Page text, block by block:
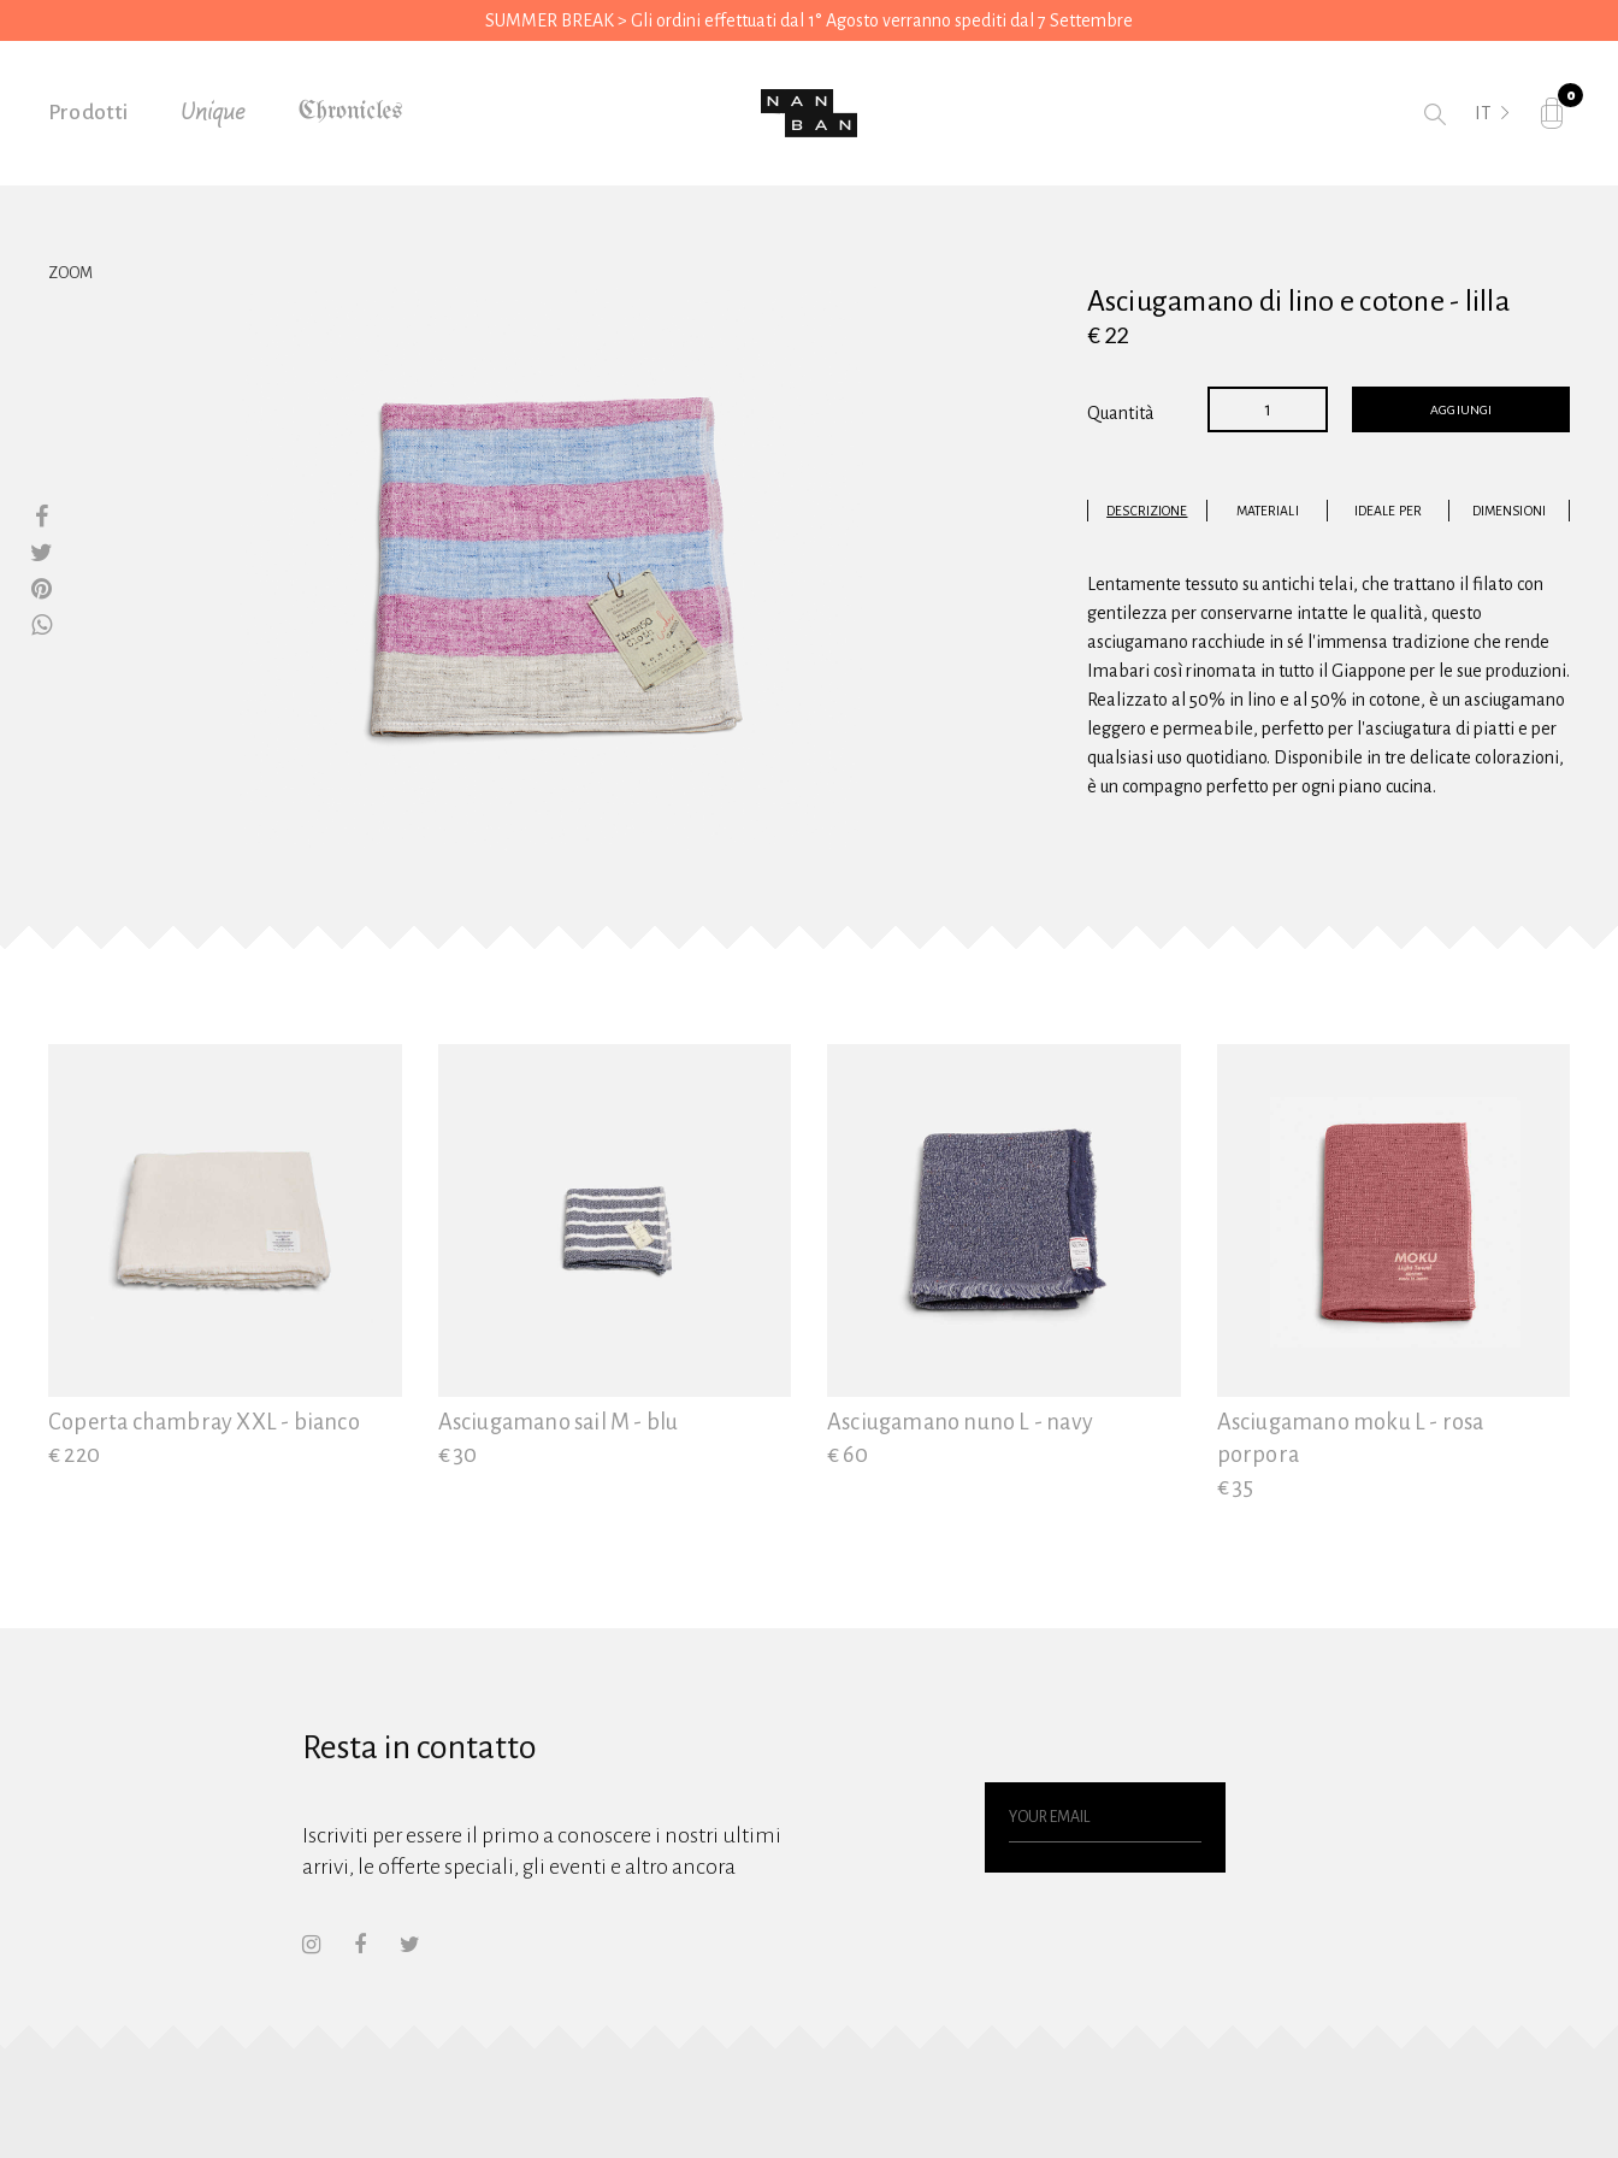
SUMMER BREAK > Gli ordini effettuati dal 1° Agosto verranno spediti dal 7 Settembre
Prodotti Unique IT
0
ZOOM
Asciugamano di lino e cotone - lilla
€ 22
Quantità AGGIUNGI
DESCRIZIONE MATERIALI IDEALE PER DIMENSIONI
Lentamente tessuto su antichi telai, che trattano il filato con
gentilezza per conservarne intatte le qualità, questo
asciugamano racchiude in sé l'immensa tradizione che rende
Imabari così rinomata in tutto il Giappone per le sue produzioni.
Realizzato al 50% in lino e al 50% in cotone, è un asciugamano
leggero e permeabile, perfetto per l'asciugatura di piatti e per
qualsiasi uso quotidiano. Disponibile in tre delicate colorazioni,
è un compagno perfetto per ogni piano cucina.
Coperta chambray XXL - bianco
€ 220
Asciugamano sail M - blu
€ 30
Asciugamano nuno L - navy
€ 60
Asciugamano moku L - rosa
porpora
€ 35
Resta in contatto
Iscriviti per essere il primo a conoscere i nostri ultimi
arrivi, le offerte speciali, gli eventi e altro ancora